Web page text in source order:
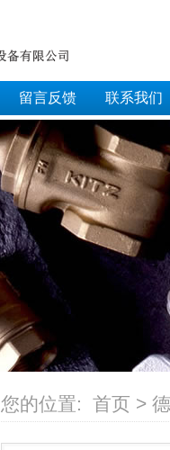
留言反馈 联系我们
您的位置: 首页 >